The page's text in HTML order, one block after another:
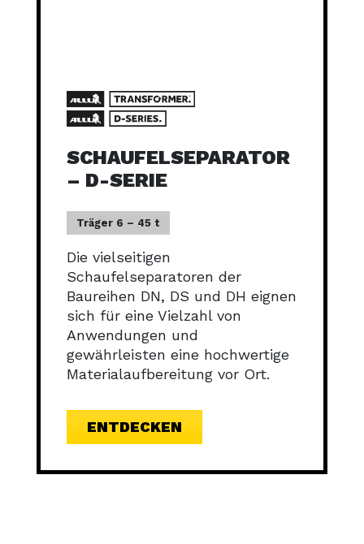
SCHAUFELSEPARATOR
– D-SERIE
Träger 6 – 45 t
Die vielseitigen
Schaufelseparatoren der
Baureihen DN, DS und DH eignen
sich für eine Vielzahl von
Anwendungen und
gewährleisten eine hochwertige
Materialaufbereitung vor Ort.
ENTDECKEN